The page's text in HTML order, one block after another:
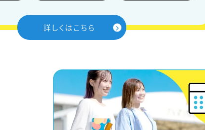
詳しくはこちら